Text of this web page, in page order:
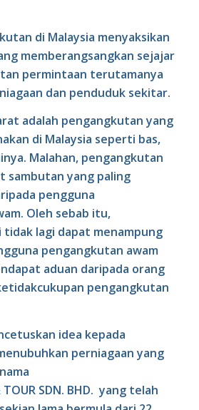
di Malaysia menyaksikan
memberangsangkan sejajar
permintaan terutamanya
dan penduduk sekitar.
adalah pengangkutan yang
di Malaysia seperti bas,
Malahan, pengangkutan
sambutan yang paling
pengguna
Oleh sebab itu,
lagi dapat menampung
pengangkutan awam
aduan daripada orang
pengangkutan
idea kepada
perniagaan yang
TOUR SDN. BHD. yang telah